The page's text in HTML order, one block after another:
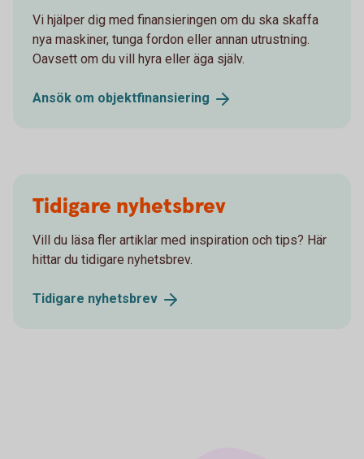
Vi hjälper dig med finansieringen om du ska skaffa
nya maskiner, tunga fordon eller annan utrustning.
Oavsett om du vill hyra eller äga själv.
Ansök om objektfinansiering
Tidigare nyhetsbrev
Vill du läsa fler artiklar med inspiration och tips? Här
hittar du tidigare nyhetsbrev.
Tidigare nyhetsbrev